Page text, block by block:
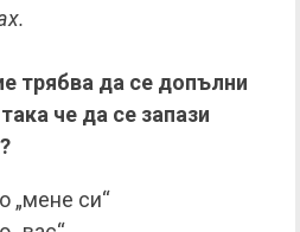
трябва да се допълни
че да се запази
„мене си“